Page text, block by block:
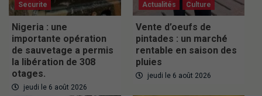
Securite
Nigeria : une
importante opération
de sauvetage a permis
la libération de 308
otages.
jeudi le 6 août 2026
Actualités Culture
Vente d’oeufs de
pintades : un marché
rentable en saison des
pluies
jeudi le 6 août 2026